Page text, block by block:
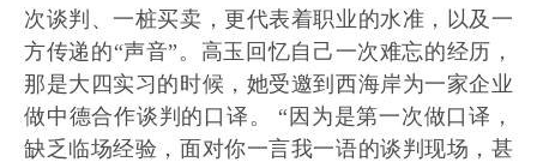
次谈判、一桩买卖，更代表着职业的水准，以及一
方传递的“声音”。高玉回忆自己一次难忘的经历，
那是大四实习的时候，她受邀到西海岸为一家企业
做中德合作谈判的口译。 “因为是第一次做口译，
缺乏临场经验，面对你一言我一语的谈判现场，甚